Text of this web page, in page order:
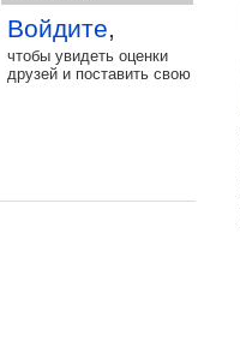
Войдите,
чтобы увидеть оценки
друзей и поставить свою